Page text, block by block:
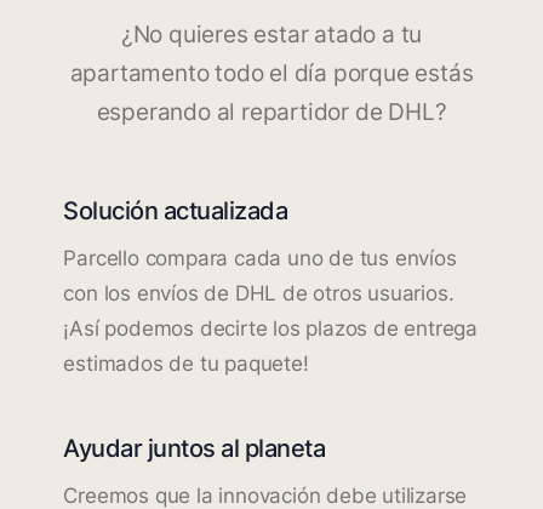
¿No quieres estar atado a tu
apartamento todo el día porque estás
esperando al repartidor de DHL?
Solución actualizada
Parcello compara cada uno de tus envíos
con los envíos de DHL de otros usuarios.
¡Así podemos decirte los plazos de entrega
estimados de tu paquete!
Ayudar juntos al planeta
Creemos que la innovación debe utilizarse